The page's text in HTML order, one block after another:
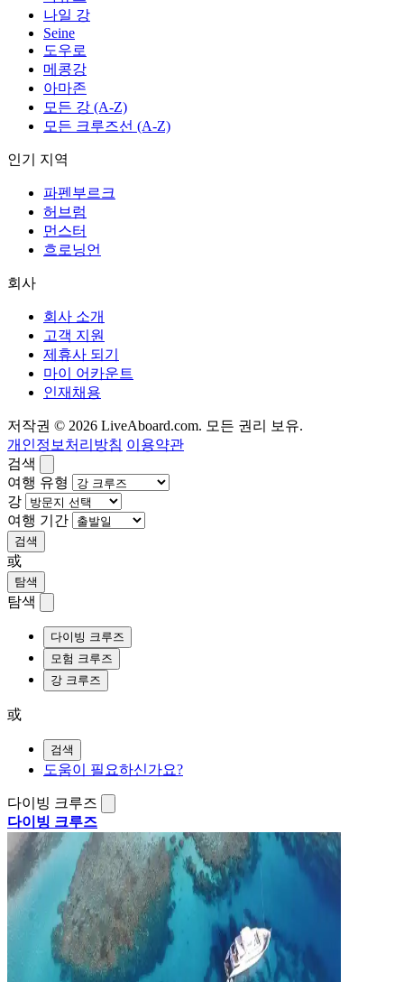
나일 강
Seine
도우로
메콩강
아마존
모든 강 (A-Z)
모든 크루즈선 (A-Z)
인기 지역
파펜부르크
허브럼
먼스터
흐로닝언
회사
회사 소개
고객 지원
제휴사 되기
마이 어카운트
인재채용
저작권 © 2026 LiveAboard.com. 모든 권리 보유.
개인정보처리방침 이용약관
검색
여행 유형
강
여행 기간
검색
或
탐색
탐색
다이빙 크루즈
모험 크루즈
강 크루즈
或
검색
도움이 필요하신가요?
다이빙 크루즈
다이빙 크루즈